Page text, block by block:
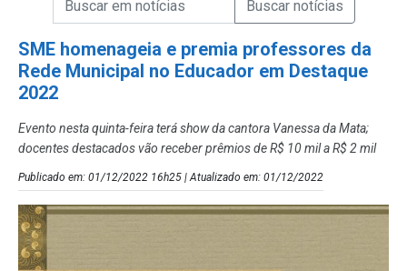
SME homenageia e premia professores da
Rede Municipal no Educador em Destaque
2022
Evento nesta quinta-feira terá show da cantora Vanessa da Mata;
docentes destacados vão receber prêmios de R$ 10 mil a R$ 2 mil
Publicado em: 01/12/2022 16h25 | Atualizado em: 01/12/2022